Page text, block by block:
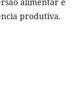
produtiva.